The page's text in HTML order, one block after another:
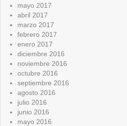
mayo 2017
abril 2017
marzo 2017
febrero 2017
enero 2017
diciembre 2016
noviembre 2016
octubre 2016
septiembre 2016
agosto 2016
julio 2016
junio 2016
mayo 2016